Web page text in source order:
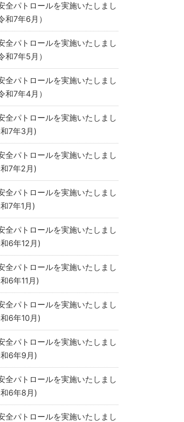
全パトロールを実施いたしまし
和7年6月）
全パトロールを実施いたしまし
和7年5月）
全パトロールを実施いたしまし
和7年4月）
全パトロールを実施いたしまし
7年3月)
全パトロールを実施いたしまし
7年2月)
全パトロールを実施いたしまし
7年1月)
全パトロールを実施いたしまし
6年12月)
全パトロールを実施いたしまし
6年11月)
全パトロールを実施いたしまし
6年10月)
全パトロールを実施いたしまし
6年9月)
全パトロールを実施いたしまし
6年8月)
全パトロールを実施いたしまし